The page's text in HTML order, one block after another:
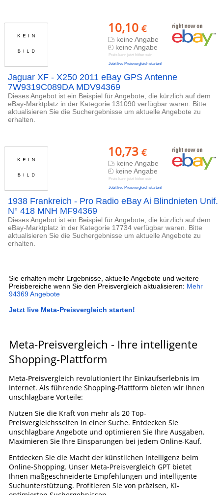
10,10 €
keine Angabe
keine Angabe
Preis kann jetzt höher sein
Jetzt live Preisvergleich starten!
Jaguar XF - X250 2011 eBay GPS Antenne
7W9319C089DA MDV94369
Dieses Angebot ist ein Beispiel für Angebote, die kürzlich auf dem
eBay-Marktplatz in der Kategorie 131090 verfügbar waren. Bitte
aktualisieren Sie die Suchergebnisse um aktuelle Angebote zu
erhalten.
10,73 €
keine Angabe
keine Angabe
Preis kann jetzt höher sein
Jetzt live Preisvergleich starten!
1938 Frankreich - Pro Radio eBay Ai Blindnieten Unif.
N° 418 MNH MF94369
Dieses Angebot ist ein Beispiel für Angebote, die kürzlich auf dem
eBay-Marktplatz in der Kategorie 17734 verfügbar waren. Bitte
aktualisieren Sie die Suchergebnisse um aktuelle Angebote zu
erhalten.
Sie erhalten mehr Ergebnisse, aktuelle Angebote und weitere
Preisbereiche wenn Sie den Preisvergleich aktualisieren: Mehr
94369 Angebote
Jetzt live Meta-Preisvergleich starten!
Meta-Preisvergleich - Ihre intelligente
Shopping-Plattform
Meta-Preisvergleich revolutioniert Ihr Einkaufserlebnis im
Internet. Als führende Shopping-Plattform bieten wir Ihnen
unschlagbare Vorteile:
Nutzen Sie die Kraft von mehr als 20 Top-
Preisvergleichsseiten in einer Suche. Entdecken Sie
unschlagbare Angebote und optimieren Sie Ihre Ausgaben.
Maximieren Sie Ihre Einsparungen bei jedem Online-Kauf.
Entdecken Sie die Macht der künstlichen Intelligenz beim
Online-Shopping. Unser Meta-Preisvergleich GPT bietet
Ihnen maßgeschneiderte Empfehlungen und intelligente
Suchunterstützung. Profitieren Sie von präzisen, KI-